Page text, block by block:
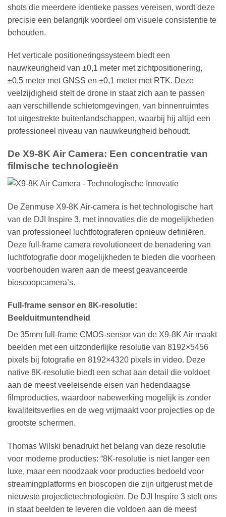
shots die meerdere identieke passes vereisen, wordt deze
precisie een belangrijk voordeel om visuele consistentie te
behouden.
Het verticale positioneringssysteem biedt een
nauwkeurigheid van ±0,1 meter met zichtpositionering,
±0,5 meter met GNSS en ±0,1 meter met RTK. Deze
veelzijdigheid stelt de drone in staat zich aan te passen
aan verschillende schietomgevingen, van binnenruimtes
tot uitgestrekte buitenlandschappen, waarbij hij altijd een
professioneel niveau van nauwkeurigheid behoudt.
De X9-8K Air Camera: Een concentratie van
filmische technologieën
De Zenmuse X9-8K Air-camera is het technologische hart
van de DJI Inspire 3, met innovaties die de mogelijkheden
van professioneel luchtfotograferen opnieuw definiëren.
Deze full-frame camera revolutioneert de benadering van
luchtfotografie door mogelijkheden te bieden die voorheen
voorbehouden waren aan de meest geavanceerde
bioscoopcamera’s.
Full-frame sensor en 8K-resolutie:
Beelduitmuntendheid
De 35mm full-frame CMOS-sensor van de X9-8K Air maakt
beelden met een uitzonderlijke resolutie van 8192×5456
pixels bij fotografie en 8192×4320 pixels in video. Deze
native 8K-resolutie biedt een schat aan detail die voldoet
aan de meest veeleisende eisen van hedendaagse
filmproducties, waardoor nabewerking mogelijk is zonder
kwaliteitsverlies en de weg vrijmaakt voor projecties op de
grootste schermen.
Thomas Wilski benadrukt het belang van deze resolutie
voor moderne producties: “8K-resolutie is niet langer een
luxe, maar een noodzaak voor producties bedoeld voor
streamingplatforms en bioscopen die zijn uitgerust met de
nieuwste projectietechnologieën. De DJI Inspire 3 stelt ons
in staat beelden te leveren die voldoen aan de meest